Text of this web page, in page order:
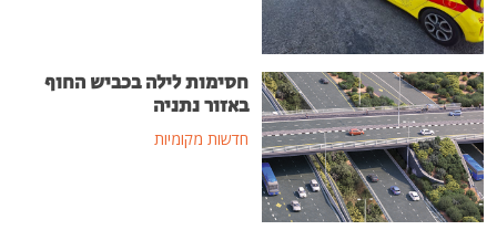
חסימות לילה בכביש החוף
באזור נתניה
חדשות מקומיות